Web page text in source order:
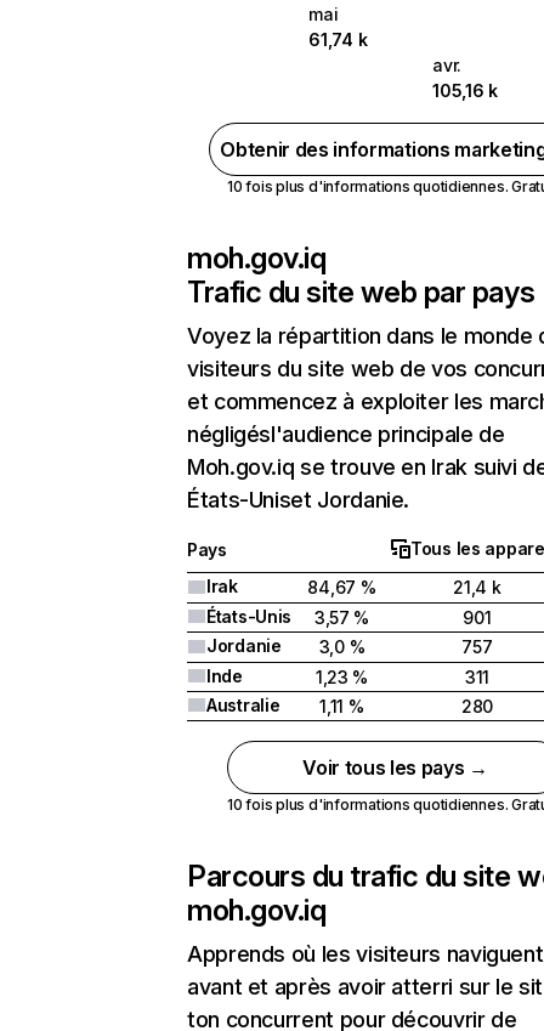
mai
61,74 k
avr.
105,16 k
Obtenir des informations
10 fois plus d'informations quotidiennes.
moh.gov.iq
Trafic du site web par pays
Voyez la répartition dans le monde
visiteurs du site web de vos
et commencez à exploiter les
négligésl'audience principale de
Moh.gov.iq se trouve en Irak suivi
États-Uniset Jordanie.
Pays
Tous les
Irak
84,67 %
21,4 k
États-Unis
3,57 %
901
Jordanie
3,0 %
757
Inde
1,23 %
311
Australie
1,11 % 280
Voir tous les pays →
10 fois plus d'informations quotidiennes.
Parcours du trafic du site
moh.gov.iq
Apprends où les visiteurs naviguent
avant et après avoir atterri sur le
ton concurrent pour découvrir de